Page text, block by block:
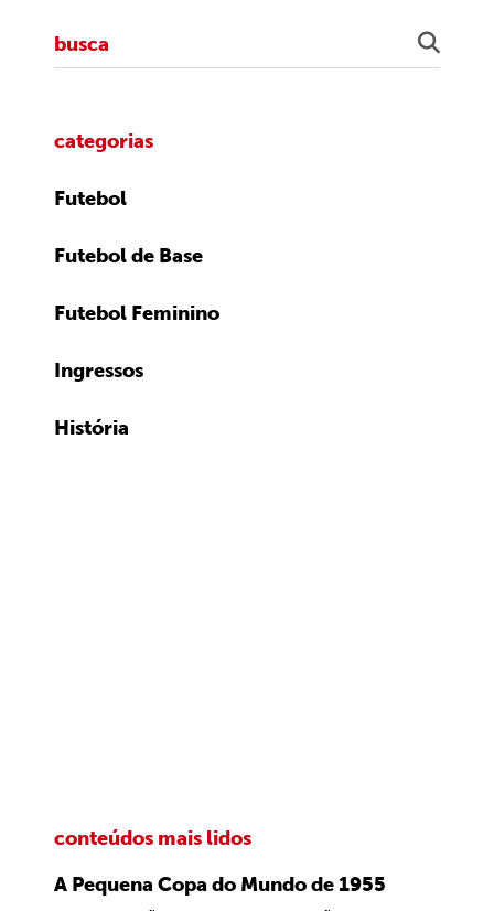
categorias
Futebol
Futebol de Base
Futebol Feminino
Ingressos
História
conteúdos mais lidos
A Pequena Copa do Mundo de 1955